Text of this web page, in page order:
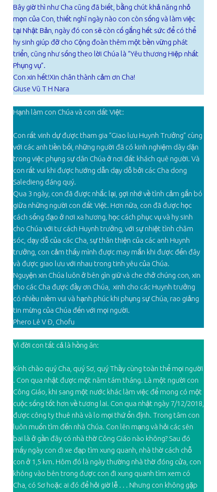
Bây giờ thì như Cha cũng đã biết, bằng chút khả năng nhỏ
mọn của Con, thiết nghĩ ngày nào con còn sống và làm việc
tại Nhật Bản, ngày đó con sẽ còn cố gắng hết sức để có thể
hy sinh giúp đỡ cho Cộng đoàn thêm một bền vững phát
triển, cũng như sống theo lời Chúa là “Yêu thương Hiệp nhất
Phụng vụ”.
Con xin hết!Xin chân thành cảm ơn Cha!
Giuse Vũ T H Nara
Hạnh làm con Chúa và con dất Việt:
Con rất vinh dự được tham gia “Giao lưu Huynh Trưởng” cùng
với các anh tiền bối, những người đã có kinh nghiệm dày dặn
trong việc phụng sự dân Chúa ở nơi đất khách quê người. Và
con rất vui khi được hướng dẫn dạy dỗ bởi các Cha dong
Saledieng đáng quý.
Qua 3 ngày, con đã được nhắc lại, gợi nhớ về tình cảm gắn bó
giữa những người con đất Việt. Hơn nữa, con đã được học
cách sống đạo ở nơi xa hương, học cách phục vụ và hy sinh
cho Chúa với tư cách Huynh trưởng, với sự nhiệt tình chăm
sóc, dạy dỗ của các Cha, sự thân thiện của các anh Huynh
trưởng, con cảm thấy mình được may mắn khi được đến đây
và được giao lưu với nhau trong tinh yêu của Chúa.
Nguyện xin Chúa luôn ở bên gìn giữ và che chở chúng con, xin
cho các Cha được đầy ơn Chúa, xinh cho các Huynh trưởng
có nhiều niềm vui và hạnh phúc khi phụng sự Chúa, rao giảng
tin mừng của Chúa đến với mọi người.
Phero Lê V Đ, Chofu
Vì đời con tất cả là hồng ân:
Kính chào quý Cha, quý Sơ, quý Thầy cùng toàn thể mọi người
. Con qua nhật được một năm tám tháng. Là một người con
Công Giáo, khi sang một nước khác làm việc để mong có một
cuộc sống tốt hơn về tương lai. Con qua nhật ngày 7/12/2018,
được công ty thuê nhà và lo mọi thứ ổn định. Trong tâm con
luôn muốn tìm đến nhà Chúa. Con lên mạng và hỏi các sên
bai là ở gần đây có nhà thờ Công Giáo nào không? Sau đó
mấy ngày con đi xe đạp tìm xung quanh, nhà thờ cách chỗ
con ở 1,5 km. Hôm đó là ngày thường nhà thờ đóng cửa, con
không vào bên trong được con đi xung quanh tìm xem có
Cha, có Sơ hoặc ai đó để hỏi giờ lễ . . . Nhưng con không gặp